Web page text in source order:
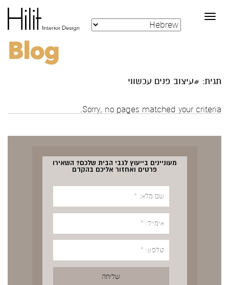
Toggle
navigation
Blog
תגית: #עיצוב פנים עכשווי
Sorry, no pages matched your criteria.
מעוניינים בייעוץ לגבי הבית שלכם? השאירו
פרטים ואחזור אליכם בהקדם